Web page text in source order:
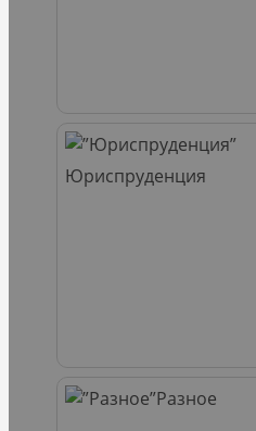
Юриспруденция
Разное